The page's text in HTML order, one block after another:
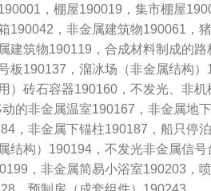
，棚屋190019，集市棚屋
190042，非金属建筑物190061，
建筑物190119，合成材料制成的
板190137，溜冰场（非金属结构
）砖石容器190160，不发光、非
的非金属温室190167，非金属地
，非金属下锚柱190187，船只停
结构）190194，不发光非金属信
，非金属简易小浴室190203，